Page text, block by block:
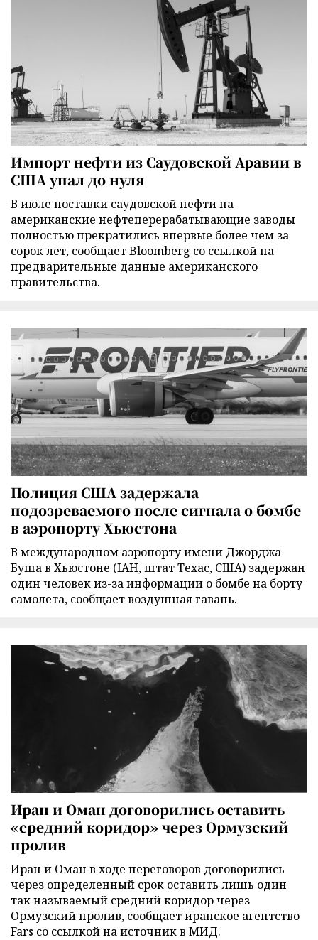
Импорт нефти из Саудовской Аравии в
США упал до нуля
В июле поставки саудовской нефти на
американские нефтеперерабатывающие заводы
полностью прекратились впервые более чем за
сорок лет, сообщает Bloomberg со ссылкой на
предварительные данные американского
правительства.
Полиция США задержала
подозреваемого после сигнала о бомбе
в аэропорту Хьюстона
В международном аэропорту имени Джорджа
Буша в Хьюстоне (IAH, штат Техас, США) задержан
один человек из-за информации о бомбе на борту
самолета, сообщает воздушная гавань.
Иран и Оман договорились оставить
«средний коридор» через Ормузский
пролив
Иран и Оман в ходе переговоров договорились
через определенный срок оставить лишь один
так называемый средний коридор через
Ормузский пролив, сообщает иранское агентство
Fars со ссылкой на источник в МИД.